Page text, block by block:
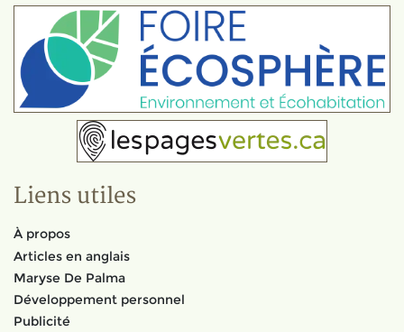
Liens utiles
À propos
Articles en anglais
Maryse De Palma
Développement personnel
Publicité